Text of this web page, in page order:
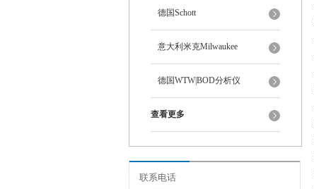
德国Schott
意大利米克Milwaukee
德国WTW|BOD分析仪
查看更多
联系电话